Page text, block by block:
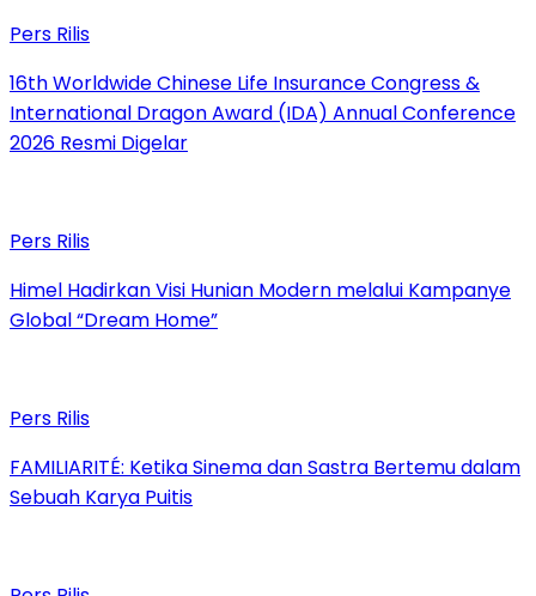
Pers Rilis
16th Worldwide Chinese Life Insurance Congress &
International Dragon Award (IDA) Annual Conference
2026 Resmi Digelar
Pers Rilis
Himel Hadirkan Visi Hunian Modern melalui Kampanye
Global “Dream Home”
Pers Rilis
FAMILIARITÉ: Ketika Sinema dan Sastra Bertemu dalam
Sebuah Karya Puitis